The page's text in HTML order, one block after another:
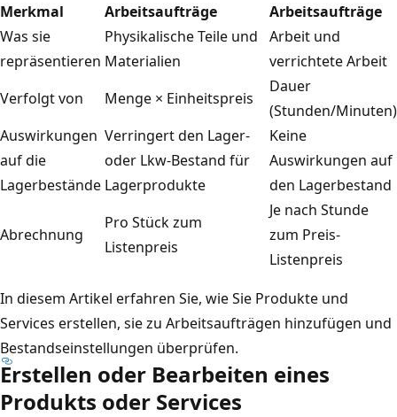
Merkmal
Arbeitsaufträge
Arbeitsaufträge
Was sie
repräsentieren
Physikalische Teile und
Materialien
Arbeit und
verrichtete Arbeit
Verfolgt von
Menge × Einheitspreis
Dauer
(Stunden/Minuten)
Auswirkungen
auf die
Lagerbestände
Verringert den Lager-
oder Lkw-Bestand für
Lagerprodukte
Keine
Auswirkungen auf
den Lagerbestand
Abrechnung
Pro Stück zum
Listenpreis
Je nach Stunde
zum Preis-
Listenpreis
In diesem Artikel erfahren Sie, wie Sie Produkte und
Services erstellen, sie zu Arbeitsaufträgen hinzufügen und
Bestandseinstellungen überprüfen.
Erstellen oder Bearbeiten eines
Produkts oder Services